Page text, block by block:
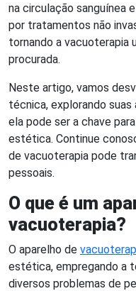
na circulação sanguínea
por tratamentos não
tornando a vacuoterapia
procurada.
Neste artigo, vamos
técnica, explorando
ela pode ser a chave
estética. Continue
de vacuoterapia pode
pessoais.
O que é um
vacuoterapia?
O aparelho de
estética, empregando a
diversos problemas de